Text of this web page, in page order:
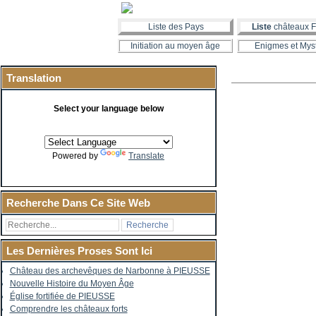
Liste des Pays Liste châteaux
Initiation au moyen âge
Enigmes et
Translation
Select your language below
Powered by Translate
Recherche Dans Ce Site Web
Les Dernières Proses Sont Ici
Château des archevêques de Narbonne à PIEUSSE
Nouvelle Histoire du Moyen Âge
Église fortifiée de PIEUSSE
Comprendre les châteaux forts